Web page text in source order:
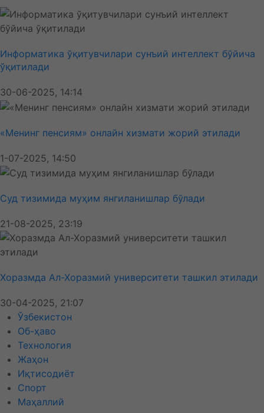
Информатика ўқитувчилари сунъий интеллект бўйича
ўқитилади
30-06-2025, 14:14
«Менинг пенсиям» онлайн хизмати жорий этилади
1-07-2025, 14:50
Суд тизимида муҳим янгиланишлар бўлади
21-08-2025, 23:19
Хоразмда Ал-Хоразмий университети ташкил этилади
30-04-2025, 21:07
Ўзбекистон
Об-ҳаво
Технология
Жаҳон
Иқтисодиёт
Спорт
Маҳаллий